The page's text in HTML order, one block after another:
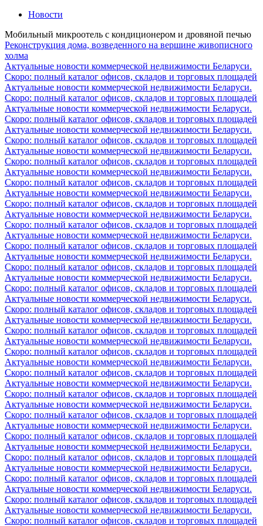
Новости
Мобильный микроотель с кондиционером и дровяной печью
Реконструкция дома, возведенного на вершине живописного
холма
Актуальные новости коммерческой недвижимости Беларуси.
Скоро: полный каталог офисов, складов и торговых площадей
Актуальные новости коммерческой недвижимости Беларуси.
Скоро: полный каталог офисов, складов и торговых площадей
Актуальные новости коммерческой недвижимости Беларуси.
Скоро: полный каталог офисов, складов и торговых площадей
Актуальные новости коммерческой недвижимости Беларуси.
Скоро: полный каталог офисов, складов и торговых площадей
Актуальные новости коммерческой недвижимости Беларуси.
Скоро: полный каталог офисов, складов и торговых площадей
Актуальные новости коммерческой недвижимости Беларуси.
Скоро: полный каталог офисов, складов и торговых площадей
Актуальные новости коммерческой недвижимости Беларуси.
Скоро: полный каталог офисов, складов и торговых площадей
Актуальные новости коммерческой недвижимости Беларуси.
Скоро: полный каталог офисов, складов и торговых площадей
Актуальные новости коммерческой недвижимости Беларуси.
Скоро: полный каталог офисов, складов и торговых площадей
Актуальные новости коммерческой недвижимости Беларуси.
Скоро: полный каталог офисов, складов и торговых площадей
Актуальные новости коммерческой недвижимости Беларуси.
Скоро: полный каталог офисов, складов и торговых площадей
Актуальные новости коммерческой недвижимости Беларуси.
Скоро: полный каталог офисов, складов и торговых площадей
Актуальные новости коммерческой недвижимости Беларуси.
Скоро: полный каталог офисов, складов и торговых площадей
Актуальные новости коммерческой недвижимости Беларуси.
Скоро: полный каталог офисов, складов и торговых площадей
Актуальные новости коммерческой недвижимости Беларуси.
Скоро: полный каталог офисов, складов и торговых площадей
Актуальные новости коммерческой недвижимости Беларуси.
Скоро: полный каталог офисов, складов и торговых площадей
Актуальные новости коммерческой недвижимости Беларуси.
Скоро: полный каталог офисов, складов и торговых площадей
Актуальные новости коммерческой недвижимости Беларуси.
Скоро: полный каталог офисов, складов и торговых площадей
Актуальные новости коммерческой недвижимости Беларуси.
Скоро: полный каталог офисов, складов и торговых площадей
Актуальные новости коммерческой недвижимости Беларуси.
Скоро: полный каталог офисов, складов и торговых площадей
Актуальные новости коммерческой недвижимости Беларуси.
Скоро: полный каталог офисов, складов и торговых площадей
Актуальные новости коммерческой недвижимости Беларуси.
Скоро: полный каталог офисов, складов и торговых площадей